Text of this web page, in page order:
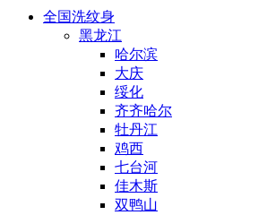
全国洗纹身
黑龙江
哈尔滨
大庆
绥化
齐齐哈尔
牡丹江
鸡西
七台河
佳木斯
双鸭山